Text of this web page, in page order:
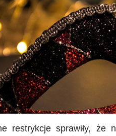
restrykcje sprawiły, że